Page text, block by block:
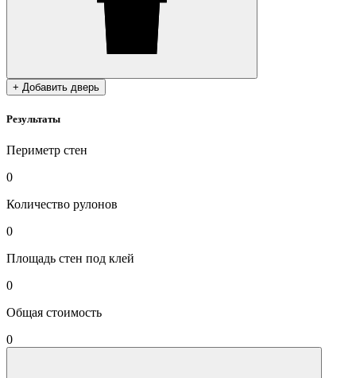
+ Добавить дверь
Результаты
Периметр стен
0
Количество рулонов
0
Площадь стен под клей
0
Общая стоимость
0